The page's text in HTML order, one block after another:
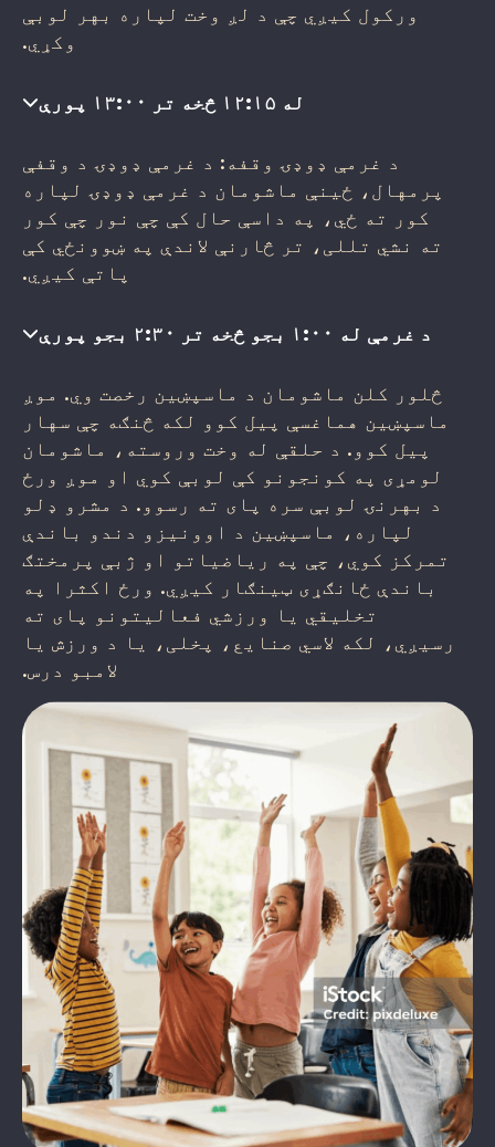
ورکول کیږي چې د لږ وخت لپاره بهر لوبې
وکړي.
له ۱۲:۱۵ څخه تر ۱۳:۰۰ پورې
د غرمې ډوډۍ وقفه: د غرمې ډوډۍ د وقفې
پرمهال، ځینې ماشومان د غرمې ډوډۍ لپاره
کور ته ځي، په داسې حال کې چې نور چې کور
ته نشي تللی، تر څارنې لاندې په ښوونځي کې
پاتې کیږي.
د غرمې له ۱:۰۰ بجو څخه تر ۲:۳۰ بجو پورې
څلور کلن ماشومان د ماسپښین رخصت وي. موږ
ماسپښین هماغسې پیل کوو لکه څنګه چې سهار
پیل کوو. د حلقې له وخت وروسته، ماشومان
لومړی په کونجونو کې لوبې کوي او موږ ورځ
د بهرنۍ لوبې سره پای ته رسوو. د مشرو ډلو
لپاره، ماسپښین د اوونیزو دندو باندې
تمرکز کوي، چې په ریاضیاتو او ژبې پرمختګ
باندې ځانګړی ټینګار کیږي. ورځ اکثرا په
تخلیقي یا ورزشي فعالیتونو پای ته
رسیږي، لکه لاسي صنایع، پخلی، یا د ورزش یا
لامبو درس.